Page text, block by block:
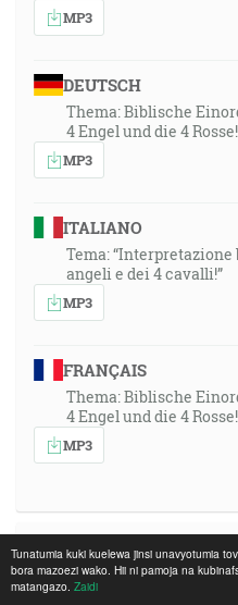
Tunatumia kuki kuelewa jinsi unavyotumia
bora mazoezi wako. Hii ni pamoja na
matangazo. Zaidi
MP3
DEUTSCH
Thema: Biblische
4 Engel und die 4 Rosse!
MP3
ITALIANO
Tema:
angeli e dei 4 cavalli!”
MP3
FRANÇAIS
Thema: Biblische
4 Engel und die 4 Rosse!
MP3
1991-03-03 15:00,
Zentrum
Broadcasted: 2026-07-08